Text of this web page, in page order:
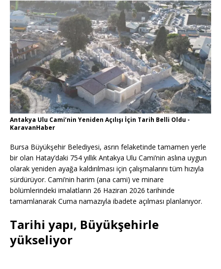
Antakya Ulu Cami’nin Yeniden Açılışı İçin Tarih Belli Oldu -
KaravanHaber
Bursa Büyükşehir Belediyesi, asrın felaketinde tamamen yerle
bir olan Hatay’daki 754 yıllık Antakya Ulu Cami’nin aslına uygun
olarak yeniden ayağa kaldırılması için çalışmalarını tüm hızıyla
sürdürüyor. Cami’nin harim (ana cami) ve minare
bölümlerindeki imalatların 26 Haziran 2026 tarihinde
tamamlanarak Cuma namazıyla ibadete açılması planlanıyor.
Tarihi yapı, Büyükşehirle
yükseliyor